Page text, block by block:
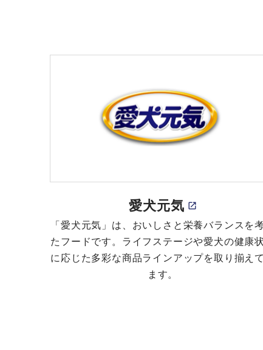
愛犬元気
「愛犬元気」は、おいしさと栄養バランスを
たフードです。ライフステージや愛犬の健康
に応じた多彩な商品ラインアップを取り揃え
ます。